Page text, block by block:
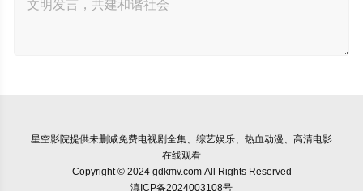
星空影院提供未删减免费电视剧全集、综艺娱乐、热血动漫、高清电影
在线观看
Copyright © 2024 gdkmv.com All Rights Reserved
滇ICP备2024003108号